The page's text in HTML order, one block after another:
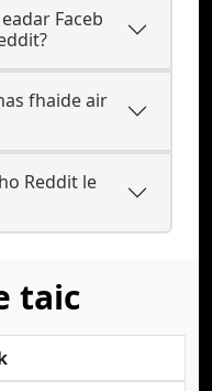
Faceb
fhaide air
Reddit le
taic